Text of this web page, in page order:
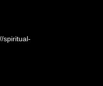
spiritual-